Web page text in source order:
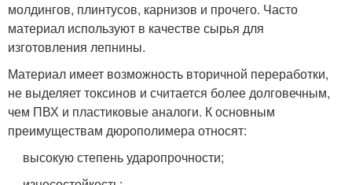
молдингов, плинтусов, карнизов и прочего. Часто
материал используют в качестве сырья для
изготовления лепнины.
Материал имеет возможность вторичной переработки,
не выделяет токсинов и считается более долговечным,
чем ПВХ и пластиковые аналоги. К основным
преимуществам дюрополимера относят:
высокую степень ударопрочности;